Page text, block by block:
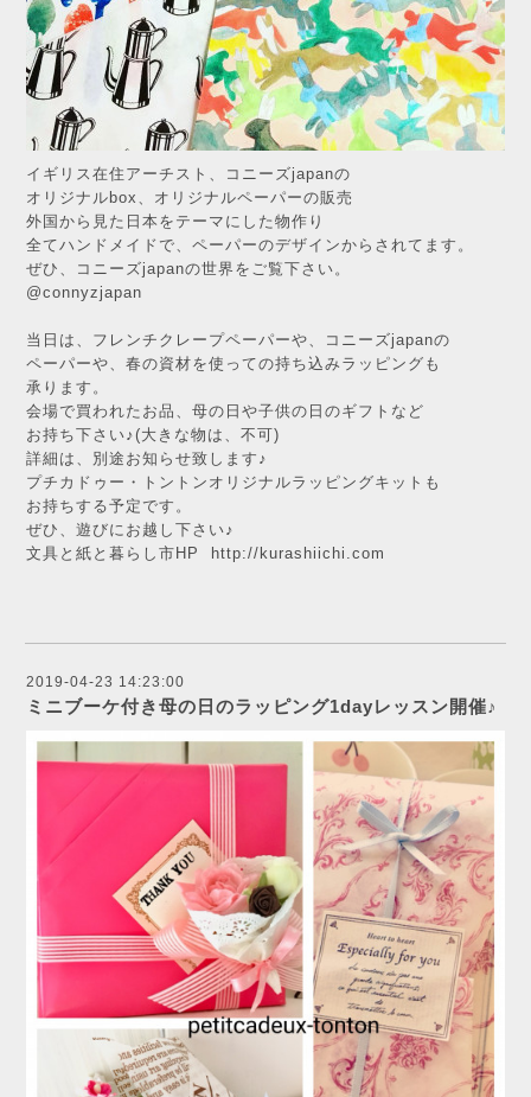
イギリス在住アーチスト、コニーズjapanの
オリジナルbox、オリジナルペーパーの販売
外国から見た日本をテーマにした物作り
全てハンドメイドで、ペーパーのデザインからされてます。
ぜひ、コニーズjapanの世界をご覧下さい。
@connyzjapan
当日は、フレンチクレープペーパーや、コニーズjapanの
ペーパーや、春の資材を使っての持ち込みラッピングも
承ります。
会場で買われたお品、母の日や子供の日のギフトなど
お持ち下さい♪(大きな物は、不可)
詳細は、別途お知らせ致します♪
プチカドゥー・トントンオリジナルラッピングキットも
お持ちする予定です。
ぜひ、遊びにお越し下さい♪
文具と紙と暮らし市HP
http://kurashiichi.com
2019-04-23 14:23:00
ミニブーケ付き母の日のラッピング1dayレッスン開催♪